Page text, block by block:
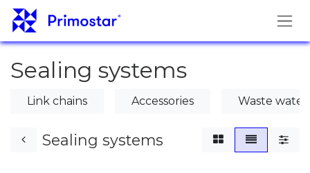
Hoppa till innehåll
Sealing systems
Link chains Accessories Waste water
Sealing systems